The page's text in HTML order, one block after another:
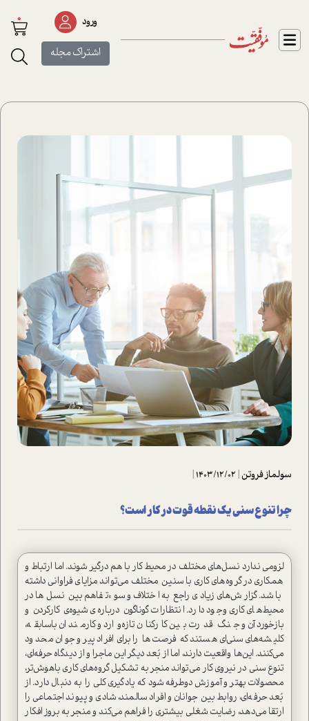
ورود
اشتراک مجله
0
سولماز فروتن|
1403/12/02
|
چرا تنوع سنی یک نقطه قوت در کار است؟
لزومی ندارد نسل‌های مختلف در محیط کار با هم درگیر شوند. اما ارتباط و
همکاری در گروه‌های کاری با سنین مختلف می‌تواند مزایای فراوانی داشته
باشد. گزارش‌های زیادی راجع به اختلاف و سوءتفاهم بین نسل‌ها در
محیط‌های کاری وجود دارد. انتظارات گوناگون درباره‌ی شیوه‌ی کارکردن و
بازخورد آن و جنگ قدرت بین کارکنان تازه‌وارد و کارمندان باسابقه،
کلیشه‌های سنی‌ای هستند که فرصت‌ها را برای افراد پیر و جوان محدود
می‌کنند. این‌ها واقعیت دارند، اما از بُعد دیگر این ماجرا و از دیدگاه حرفه‌ای،
تنوع سنی در نیروی کار می‌تواند منجر به تشکیل گروه‌های کاری باهوش‌تر،
محصولات بهتر و آموزش دوطرفه شود که یادگیری کلی را به دنبال دارد. از
بُعد حرفه‌ای، روابط بین جوانان و افراد سالمند، شادی و پیوند اجتماعی را
ارتقا می‌دهد، رضایت شغلی بیشتری را فراهم می‌کند و منجر به بروز افکار